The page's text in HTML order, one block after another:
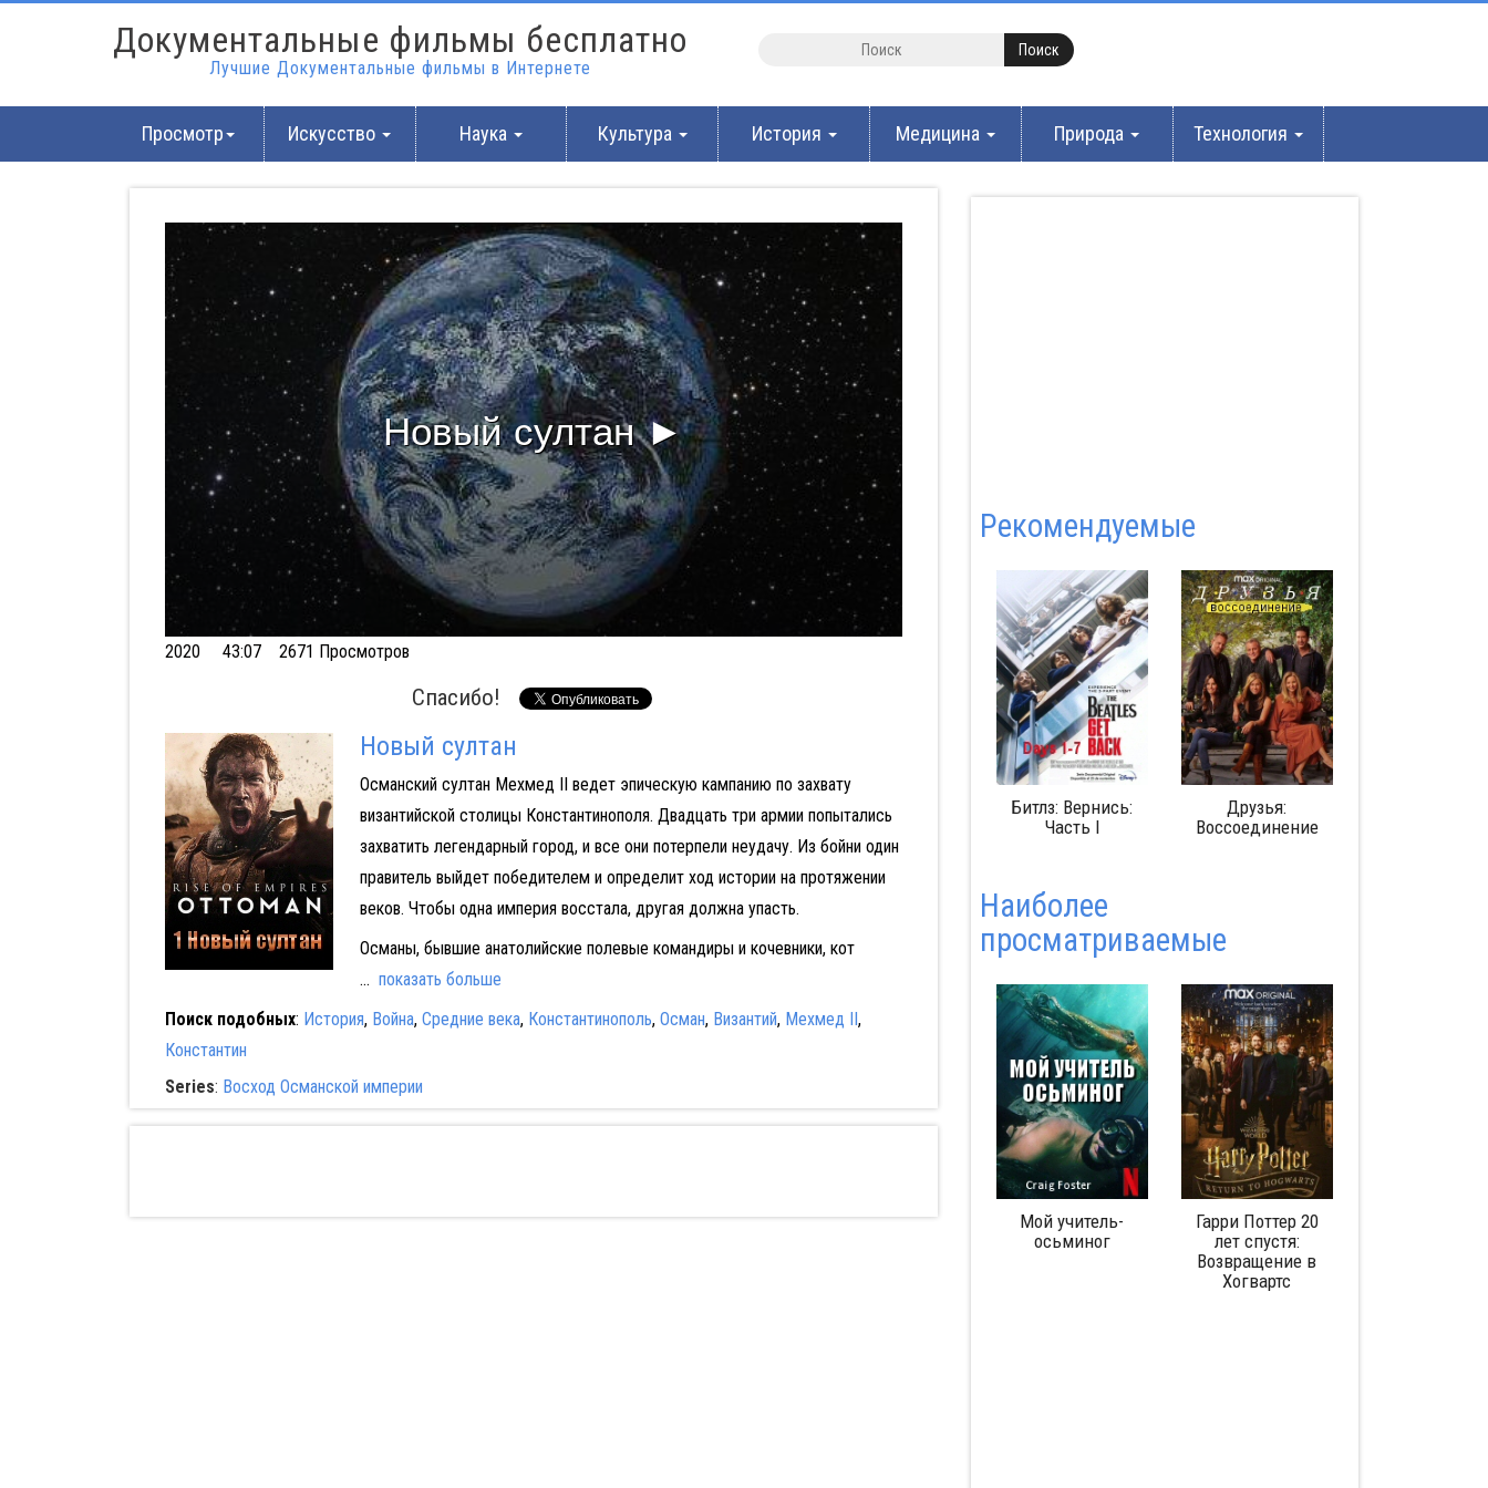
Документальные фильмы бесплатно
Лучшие Документальные фильмы в Интернете
Просмотр Искусство Наука Культура История Медицина Природа Технология
Новый султан ►
Volume
90%
2020 43:07 2671 Просмотров
Спасибо!
Новый султан
Османский султан Мехмед II ведет эпическую кампанию по захвату
византийской столицы Константинополя. Двадцать три армии попытались
захватить легендарный город, и все они потерпели неудачу. Из бойни один
правитель выйдет победителем и определит ход истории на протяжении
веков. Чтобы одна империя восстала, другая должна упасть.
Османы, бывшие анатолийские полевые командиры и кочевники, кот
... показать больше
Поиск подобных: История, Война, Средние века, Константинополь, Осман, Византий, Мехмед II,
Константин
Series: Восход Османской империи
Pекомендуемые
Аферист из Tinder Блицкриг
Битлз: Вернись:
Часть I
Друзья:
Воссоединение
Наиболее
просматриваемые
Разыскиваются
Мудрость
Мой учитель-
осьминог
Гарри Поттер 20
лет спустя:
Возвращение в
Хогвартс